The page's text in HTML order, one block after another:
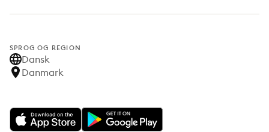
SPROG OG REGION
Dansk
Danmark